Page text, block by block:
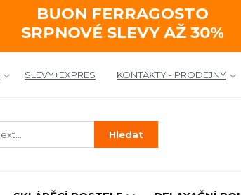
BUON FERRAGOSTO
SRPNOVÉ SLEVY AŽ 30%
SLEVY+EXPRES KONTAKTY - PRODEJNY
Hledat